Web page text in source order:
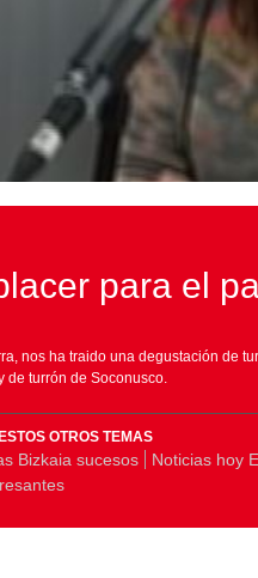
para el
nos ha traido una degustación de
de turrón de Soconusco.
OTROS TEMAS
Bizkaia sucesos
Noticias hoy